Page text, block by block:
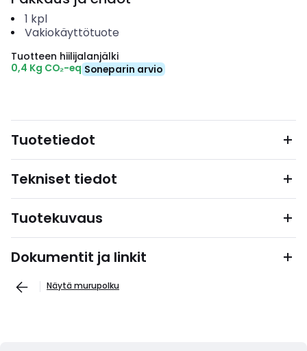
1 kpl
Vakiokäyttötuote
Tuotteen hiilijalanjälki
0,4 Kg CO₂-eq Soneparin arvio
Tuotetiedot
Tekniset tiedot
Tuotekuvaus
Dokumentit ja linkit
Näytä murupolku